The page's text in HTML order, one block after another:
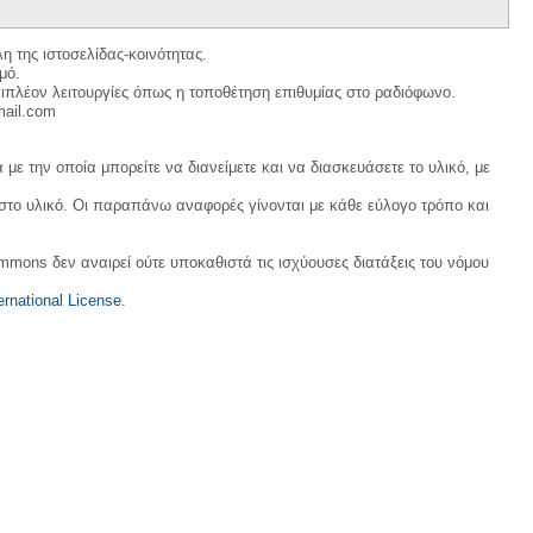
ιστοσελίδας-κοινότητας.
λειτουργίες όπως η τοποθέτηση επιθυμίας στο ραδιόφωνο.
οποία μπορείτε να διανείμετε και να διασκευάσετε το υλικό, με
υλικό. Οι παραπάνω αναφορές γίνονται με κάθε εύλογο τρόπο και
δεν αναιρεί ούτε υποκαθιστά τις ισχύουσες διατάξεις του νόμου
License.